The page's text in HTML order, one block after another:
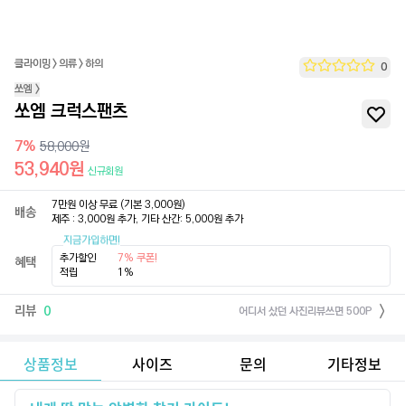
클라이밍>의류>하의
0
쏘엠 >
쏘엠 크럭스팬츠
7% 58,000원
53,940원 신규회원
배송
7만원 이상 무료 (기본 3,000원)
제주 : 3,000원 추가, 기타 산간: 5,000원 추가
혜택
지금가입하면!
추가할인
7% 쿠폰!
적립
1%
리뷰 0 어디서 샀던 사진리뷰쓰면 500P
상품정보 사이즈 문의 기타정보